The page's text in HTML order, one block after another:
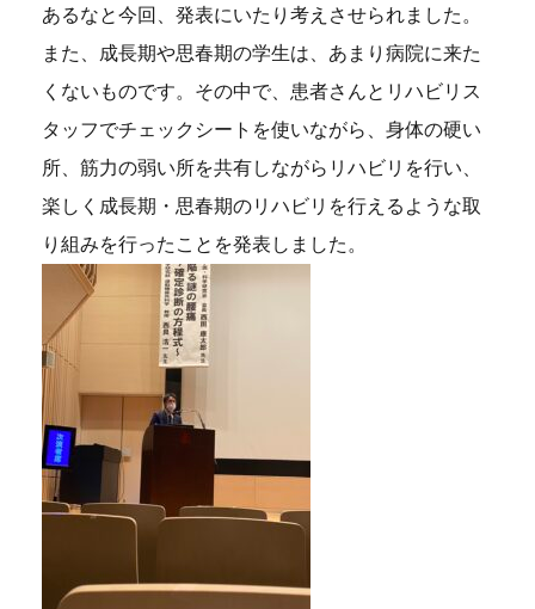
あるなと今回、発表にいたり考えさせられました。
また、成長期や思春期の学生は、あまり病院に来た
くないものです。その中で、患者さんとリハビリス
タッフでチェックシートを使いながら、身体の硬い
所、筋力の弱い所を共有しながらリハビリを行い、
楽しく成長期・思春期のリハビリを行えるような取
り組みを行ったことを発表しました。